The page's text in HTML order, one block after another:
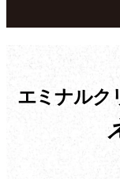
エミナルク